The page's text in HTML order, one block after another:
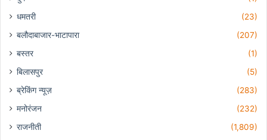
धमतरी
(23)
बलौदाबाजार-भाटापारा
(207)
बस्तर
(1)
बिलासपुर
(5)
ब्रेकिंग न्यूज़
(283)
मनोरंजन
(232)
राजनीती
(1,809)